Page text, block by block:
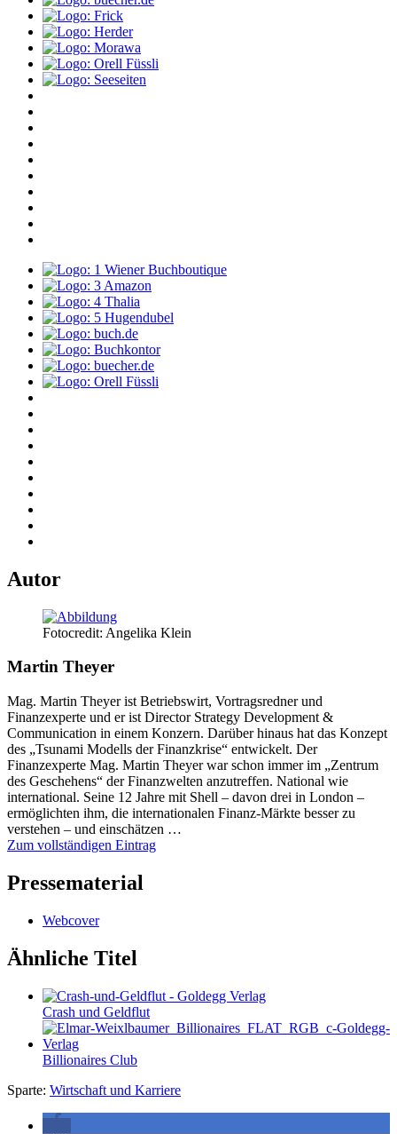
Autor
Fotocredit: Angelika Klein
Martin Theyer
Mag. Martin Theyer ist Betriebswirt, Vortragsredner und
Finanzexperte und er ist Director Strategy Development &
Communication in einem Konzern. Darüber hinaus hat das Konzept
des „Tsunami Modells der Finanzkrise“ entwickelt. Der
Finanzexperte Mag. Martin Theyer war schon immer im „Zentrum
des Geschehens“ der Finanzwelten anzutreffen. National wie
international. Seine 12 Jahre mit Shell – davon drei in London –
ermöglichten ihm, die internationalen Finanz-Märkte besser zu
verstehen – und einschätzen …
Zum vollständigen Eintrag
Pressematerial
Webcover
Ähnliche Titel
Crash und Geldflut
Billionaires Club
Sparte: Wirtschaft und Karriere